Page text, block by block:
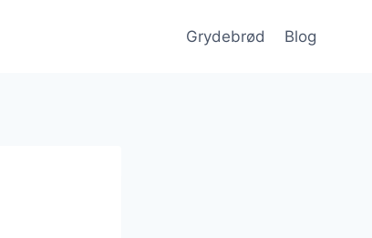
Grydebrød Blog